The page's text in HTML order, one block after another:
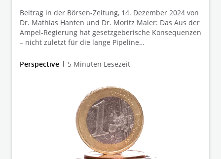
Beitrag in der Börsen-Zeitung, 14. Dezember 2024 von
Dr. Mathias Hanten und Dr. Moritz Maier: Das Aus der
Ampel-Regierung hat gesetzgeberische Konsequenzen
– nicht zuletzt für die lange Pipeline
Frage betrifft den Umgang mit den Restmitteln der
in den Restrukturierungsfonds (RSF), ein
Sondervermögen des Bundes, einzahlen.
Perspective 5 Minuten Lesezeit